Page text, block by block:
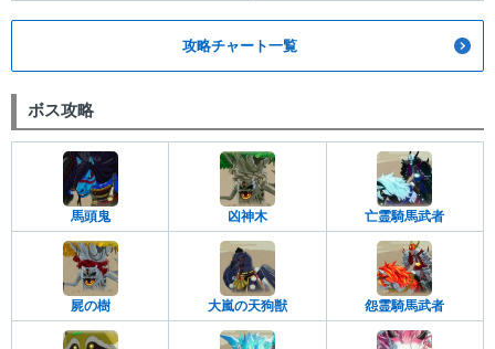
攻略チャート一覧
ボス攻略
馬頭鬼 凶神木 亡霊騎馬武者
屍の樹 大嵐の天狗獣 怨霊騎馬武者